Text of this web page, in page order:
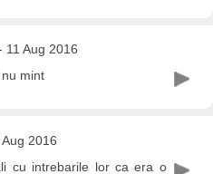
11 Aug 2016
mint
2016
cu intrebarile lor ca era o